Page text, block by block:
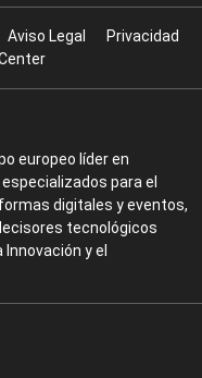
Aviso Legal
Privacidad
europeo líder en
para el
digitales y eventos,
tecnológicos
y el